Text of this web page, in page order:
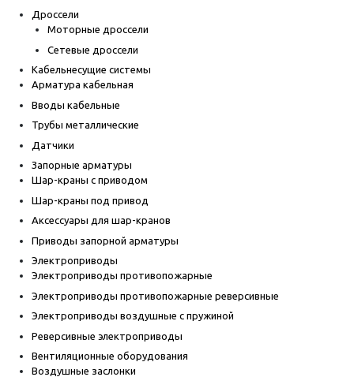
Дроссели
Моторные дроссели
Сетевые дроссели
Кабельнесущие системы
Арматура кабельная
Вводы кабельные
Трубы металлические
Датчики
Запорные арматуры
Шар-краны с приводом
Шар-краны под привод
Аксессуары для шар-кранов
Приводы запорной арматуры
Электроприводы
Электроприводы противопожарные
Электроприводы противопожарные реверсивные
Электроприводы воздушные с пружиной
Реверсивные электроприводы
Вентиляционные оборудования
Воздушные заслонки